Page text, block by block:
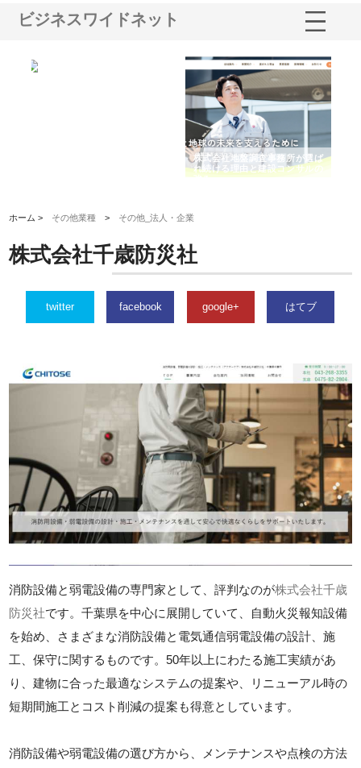
ビジネスワイドネット
株式会社地盤調査事務所が選ば
れ続ける理由と建設コンサルの
強み
ホーム > その他業種 > その他_法人・企業
株式会社千歳防災社
twitter facebook google+ はてブ
消防設備と弱電設備の専門家として、評判なのが株式会社千歳
防災社です。千葉県を中心に展開していて、自動火災報知設備
を始め、さまざまな消防設備と電気通信弱電設備の設計、施
工、保守に関するものです。50年以上にわたる施工実績があ
り、建物に合った最適なシステムの提案や、リニューアル時の
短期間施工とコスト削減の提案も得意としています。
消防設備や弱電設備の選び方から、メンテナンスや点検の方法